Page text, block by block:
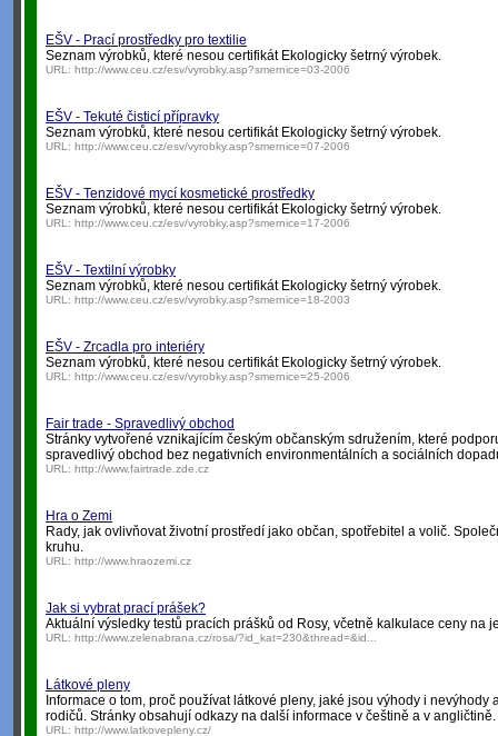
EŠV - Prací prostředky pro textilie
Seznam výrobků, které nesou certifikát Ekologicky šetrný výrobek.
URL: http://www.ceu.cz/esv/vyrobky.asp?smernice=03-2006
EŠV - Tekuté čisticí přípravky
Seznam výrobků, které nesou certifikát Ekologicky šetrný výrobek.
URL: http://www.ceu.cz/esv/vyrobky.asp?smernice=07-2006
EŠV - Tenzidové mycí kosmetické prostředky
Seznam výrobků, které nesou certifikát Ekologicky šetrný výrobek.
URL: http://www.ceu.cz/esv/vyrobky.asp?smernice=17-2006
EŠV - Textilní výrobky
Seznam výrobků, které nesou certifikát Ekologicky šetrný výrobek.
URL: http://www.ceu.cz/esv/vyrobky.asp?smernice=18-2003
EŠV - Zrcadla pro interiéry
Seznam výrobků, které nesou certifikát Ekologicky šetrný výrobek.
URL: http://www.ceu.cz/esv/vyrobky.asp?smernice=25-2006
Fair trade - Spravedlivý obchod
Stránky vytvořené vznikajícím českým občanským sdružením, které
spravedlivý obchod bez negativních environmentálních a sociálních
URL: http://www.fairtrade.zde.cz
Hra o Zemi
Rady, jak ovlivňovat životní prostředí jako občan, spotřebitel a volič.
kruhu.
URL: http://www.hraozemi.cz
Jak si vybrat prací prášek?
Aktuální výsledky testů pracích prášků od Rosy, včetně kalkulace ceny na
URL: http://www.zelenabrana.cz/rosa/?id_kat=230&thread=&id...
Látkové pleny
Informace o tom, proč používat látkové pleny, jaké jsou výhody i nevýhody
rodičů. Stránky obsahují odkazy na další informace v češtině a v angličtině.
URL: http://www.latkovepleny.cz/